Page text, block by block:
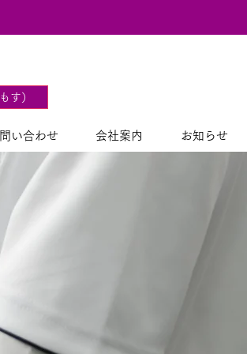
す）
い合わせ 会社案内 お知らせ